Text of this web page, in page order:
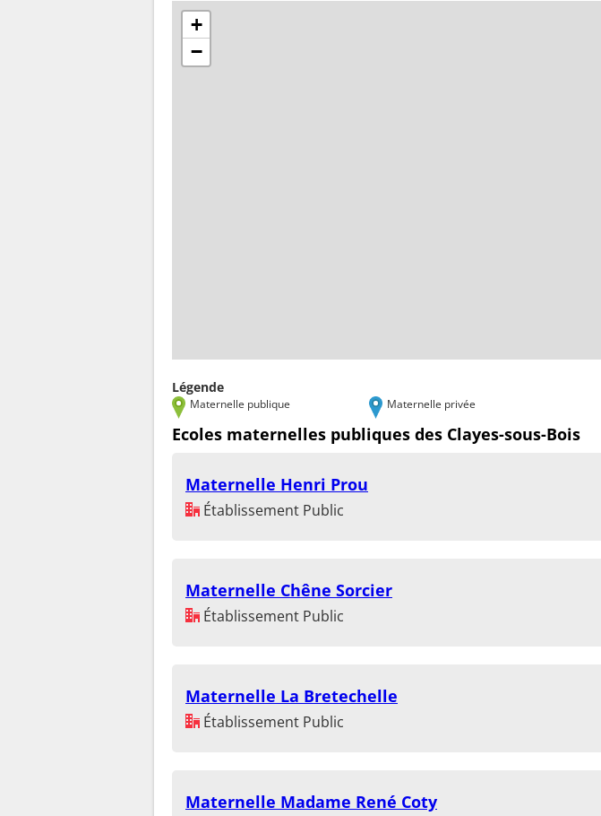
+
−
Légende
Maternelle publique Maternelle privée
Ecoles maternelles publiques des Clayes-sous-Bois
Maternelle Henri Prou
Établissement Public
Maternelle Chêne Sorcier
Établissement Public
Maternelle La Bretechelle
Établissement Public
Maternelle Madame René Coty